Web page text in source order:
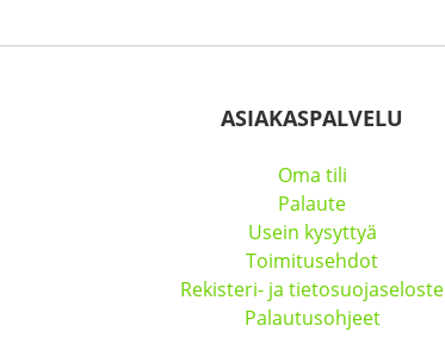
ASIAKASPALVELU
Oma tili
Palaute
Usein kysyttyä
Toimitusehdot
Rekisteri- ja tietosuojaseloste
Palautusohjeet